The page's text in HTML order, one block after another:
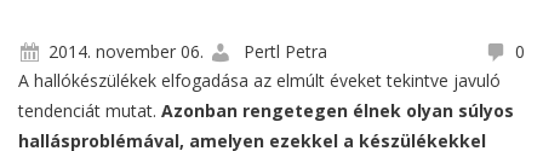
2014. november 06. Pertl Petra
0
A hallókészülékek elfogadása az elmúlt éveket tekintve javuló
tendenciát mutat. Azonban rengetegen élnek olyan súlyos
hallásproblémával, amelyen ezekkel a készülékekkel